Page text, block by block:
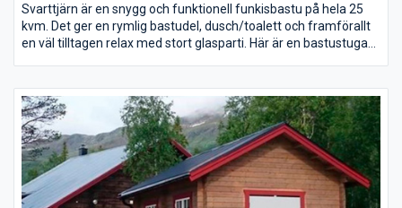
Svarttjärn är en snygg och funktionell funkisbastu på hela 25
kvm. Det ger en rymlig bastudel, dusch/toalett och framförallt
en väl tilltagen relax med stort glasparti. Här är en bastustuga